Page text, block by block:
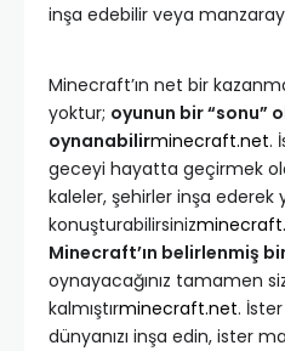
inşa edebilir veya
Minecraft’ın net bir
yoktur; oyunun bir “sonu”
oynanabilirminecraft.net.
geceyi hayatta geçirmek
kaleler, şehirler inşa ederek
konuşturabilirsiniz
Minecraft’ın belirlenmiş
oynayacağınız tamamen
kalmıştırminecraft.net.
dünyanızı inşa edin, ister